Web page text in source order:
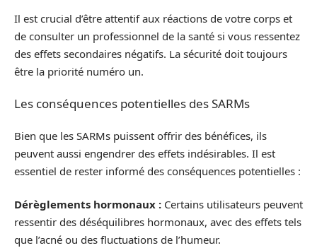
Il est crucial d’être attentif aux réactions de votre corps et
de consulter un professionnel de la santé si vous ressentez
des effets secondaires négatifs. La sécurité doit toujours
être la priorité numéro un.
Les conséquences potentielles des SARMs
Bien que les SARMs puissent offrir des bénéfices, ils
peuvent aussi engendrer des effets indésirables. Il est
essentiel de rester informé des conséquences potentielles :
Dérèglements hormonaux : Certains utilisateurs peuvent
ressentir des déséquilibres hormonaux, avec des effets tels
que l’acné ou des fluctuations de l’humeur.